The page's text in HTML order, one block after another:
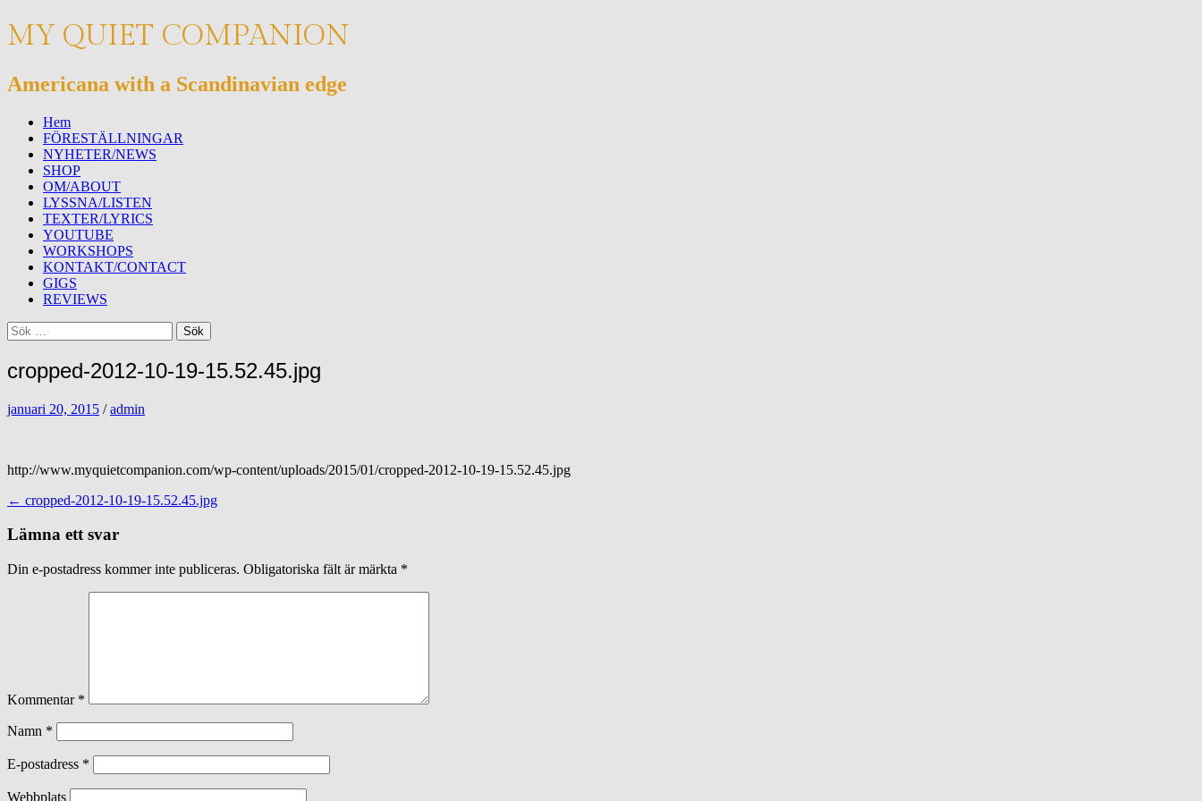
MY QUIET COMPANION
Americana with a Scandinavian edge
Meny
Hoppa
innehåll
Hem
FÖRESTÄLLNINGAR
NYHETER/NEWS
SHOP
OM/ABOUT
LYSSNA/LISTEN
TEXTER/LYRICS
YOUTUBE
WORKSHOPS
KONTAKT/CONTACT
GIGS
REVIEWS
Sök
Sök
efter:
cropped-2012-10-19-15.52.45.jpg
januari 20, 2015 /admin
http://www.myquietcompanion.com/wp-content/uploads/2015/01/cropped-2012-10-19-15.52.45.jpg
Inläggsnavigering
← cropped-2012-10-19-15.52.45.jpg
Lämna ett svar
Din e-postadress kommer inte publiceras. Obligatoriska fält är märkta *
Kommentar *
Namn *
E-postadress *
Webbplats